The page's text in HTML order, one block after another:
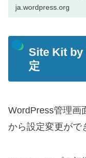
ja.wordpress.org
Site Kit by
定
WordPress管理
から設定変更がで